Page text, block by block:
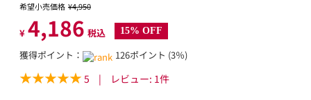
希望小売価格 ¥4,950
¥ 4,186 税込 15% OFF
獲得ポイント： 126ポイント (3％)
5 | レビュー: 1件